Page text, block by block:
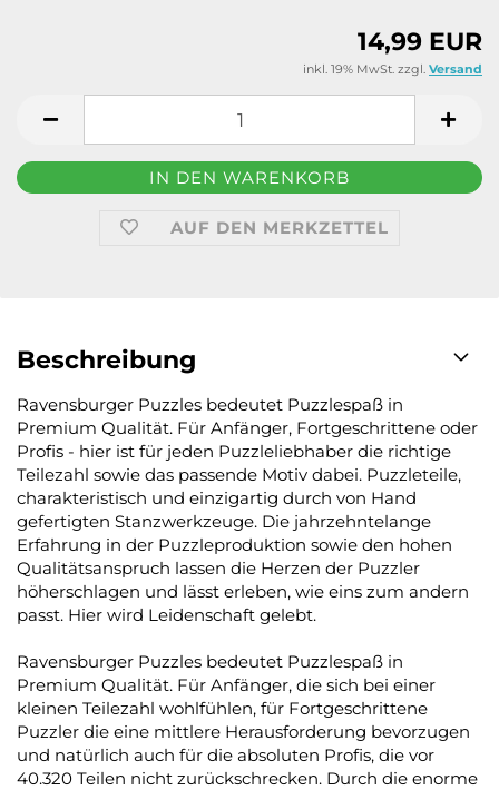
14,99 EUR
inkl. 19% MwSt. zzgl. Versand
AUF DEN MERKZETTEL
Beschreibung
Ravensburger Puzzles bedeutet Puzzlespaß in
Premium Qualität. Für Anfänger, Fortgeschrittene oder
Profis - hier ist für jeden Puzzleliebhaber die richtige
Teilezahl sowie das passende Motiv dabei. Puzzleteile,
charakteristisch und einzigartig durch von Hand
gefertigten Stanzwerkzeuge. Die jahrzehntelange
Erfahrung in der Puzzleproduktion sowie den hohen
Qualitätsanspruch lassen die Herzen der Puzzler
höherschlagen und lässt erleben, wie eins zum andern
passt. Hier wird Leidenschaft gelebt.
Ravensburger Puzzles bedeutet Puzzlespaß in
Premium Qualität. Für Anfänger, die sich bei einer
kleinen Teilezahl wohlfühlen, für Fortgeschrittene
Puzzler die eine mittlere Herausforderung bevorzugen
und natürlich auch für die absoluten Profis, die vor
40.320 Teilen nicht zurückschrecken. Durch die enorme